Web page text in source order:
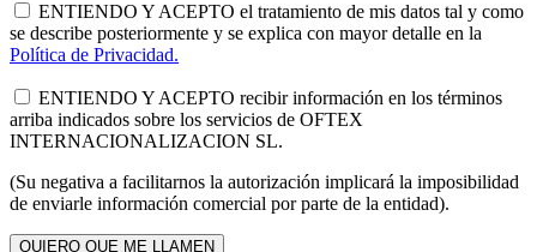
ENTIENDO Y ACEPTO el tratamiento de mis datos tal y como
se describe posteriormente y se explica con mayor detalle en la
Política de Privacidad.
ENTIENDO Y ACEPTO recibir información en los términos
arriba indicados sobre los servicios de OFTEX
INTERNACIONALIZACION SL.
(Su negativa a facilitarnos la autorización implicará la imposibilidad
de enviarle información comercial por parte de la entidad).